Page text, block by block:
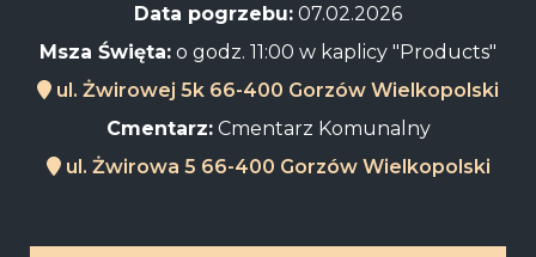
Data pogrzebu: 07.02.2026
Msza Święta: o godz. 11:00 w kaplicy "Products"
ul. Żwirowej 5k 66-400 Gorzów Wielkopolski
Cmentarz:Cmentarz Komunalny
ul. Żwirowa 5 66-400 Gorzów Wielkopolski